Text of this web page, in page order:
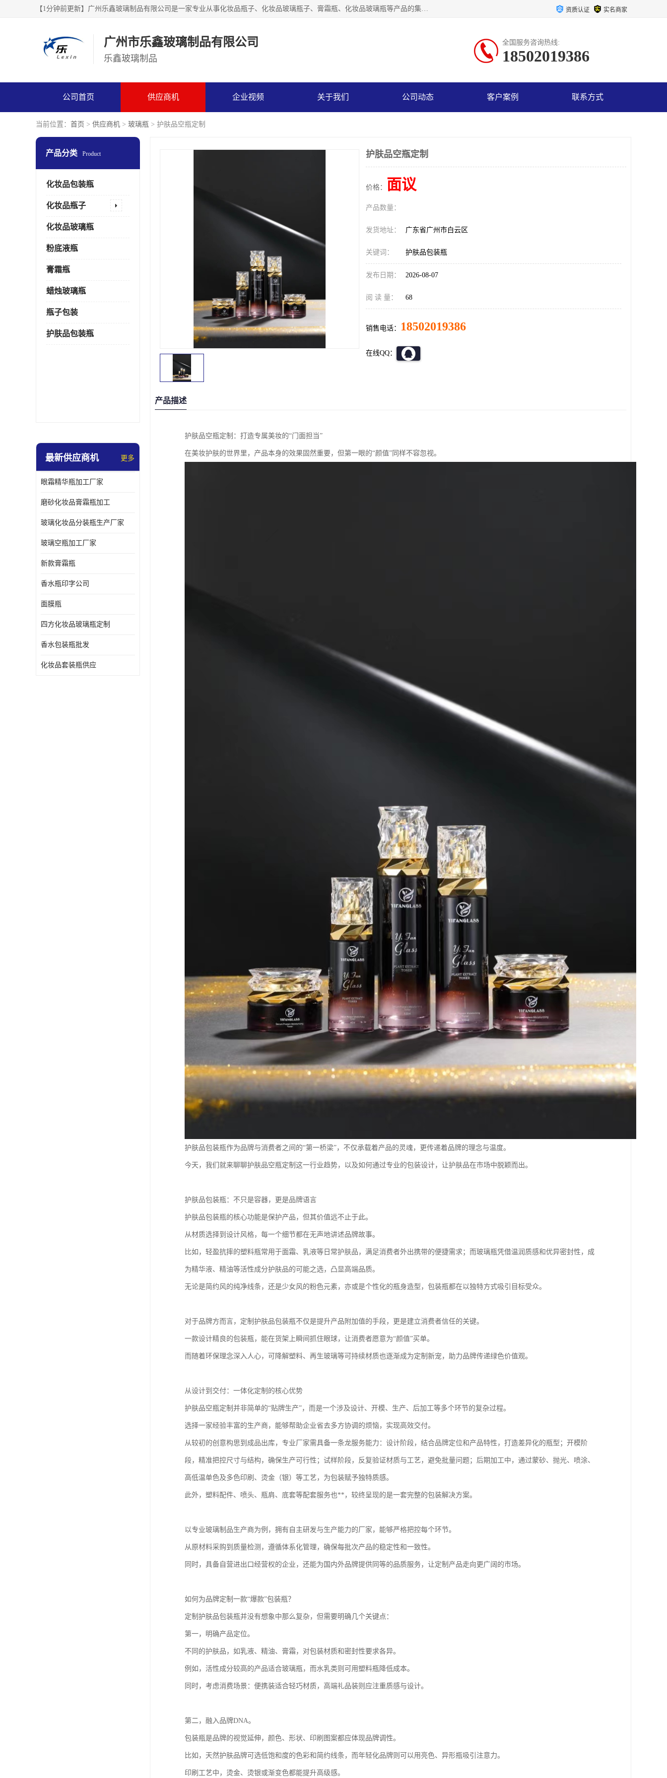
【1分钟前更新】广州乐鑫玻璃制品有限公司是一家专业从事化妆品瓶子、化妆品玻璃瓶子、膏霜瓶、化妆品玻璃瓶等产品的集开发研制、生产、销售于一体的实业型玻璃制品生产企业。产品从设计、开模、试样、生产、蒙砂、抛光、喷涂、高低温单色及多色印刷，烫金（银）到交货实现一条龙服务。 资质认证 实名商家
广州市乐鑫玻璃制品有限公司
乐鑫玻璃制品
全国服务咨询热线:
18502019386
公司首页 供应商机 企业视频 关于我们 公司动态 客户案例 联系方式
当前位置： 首页 > 供应商机 > 玻璃瓶 > 护肤品空瓶定制
产品分类 Product
化妆品包装瓶
化妆品瓶子
化妆品玻璃瓶
粉底液瓶
膏霜瓶
蜡烛玻璃瓶
瓶子包装
护肤品包装瓶
最新供应商机 更多
眼霜精华瓶加工厂家
磨砂化妆品膏霜瓶加工
玻璃化妆品分装瓶生产厂家
玻璃空瓶加工厂家
新款膏霜瓶
香水瓶印字公司
面膜瓶
四方化妆品玻璃瓶定制
香水包装瓶批发
化妆品套装瓶供应
护肤品空瓶定制
价格： 面议
产品数量：
发货地址： 广东省广州市白云区
关键词： 护肤品包装瓶
发布日期： 2026-08-07
阅 读 量： 68
销售电话： 18502019386
在线QQ：
产品描述
护肤品空瓶定制：打造专属美妆的“门面担当”
在美妆护肤的世界里，产品本身的效果固然重要，但第一眼的“颜值”同样不容忽视。
护肤品包装瓶作为品牌与消费者之间的“第一桥梁”，不仅承载着产品的灵魂，更传递着品牌的理念与温度。
今天，我们就来聊聊护肤品空瓶定制这一行业趋势，以及如何通过专业的包装设计，让护肤品在市场中脱颖而出。
护肤品包装瓶：不只是容器，更是品牌语言
护肤品包装瓶的核心功能是保护产品，但其价值远不止于此。
从材质选择到设计风格，每一个细节都在无声地讲述品牌故事。
比如，轻盈抗摔的塑料瓶常用于面霜、乳液等日常护肤品，满足消费者外出携带的便捷需求；而玻璃瓶凭借温润质感和优异密封性，成
为精华液、精油等活性成分护肤品的可能之选，凸显高端品质。
无论是简约风的纯净线条，还是少女风的粉色元素，亦或是个性化的瓶身造型，包装瓶都在以独特方式吸引目标受众。
对于品牌方而言，定制护肤品包装瓶不仅是提升产品附加值的手段，更是建立消费者信任的关键。
一款设计精良的包装瓶，能在货架上瞬间抓住眼球，让消费者愿意为“颜值”买单。
而随着环保理念深入人心，可降解塑料、再生玻璃等可持续材质也逐渐成为定制新宠，助力品牌传递绿色价值观。
从设计到交付：一体化定制的核心优势
护肤品空瓶定制并非简单的“贴牌生产”，而是一个涉及设计、开模、生产、后加工等多个环节的复杂过程。
选择一家经验丰富的生产商，能够帮助企业省去多方协调的烦恼，实现高效交付。
从较初的创意构思到成品出库，专业厂家需具备一条龙服务能力：设计阶段，结合品牌定位和产品特性，打造差异化的瓶型；开模阶
段，精准把控尺寸与结构，确保生产可行性；试样阶段，反复验证材质与工艺，避免批量问题；后期加工中，通过蒙砂、抛光、喷涂、
高低温单色及多色印刷、烫金（银）等工艺，为包装赋予独特质感。
此外，塑料配件、喷头、瓶肩、底套等配套服务也**，较终呈现的是一套完整的包装解决方案。
以专业玻璃制品生产商为例，拥有自主研发与生产能力的厂家，能够严格把控每个环节。
从原材料采购到质量检测，遵循体系化管理，确保每批次产品的稳定性和一致性。
同时，具备自营进出口经营权的企业，还能为国内外品牌提供同等的品质服务，让定制产品走向更广阔的市场。
如何为品牌定制一款“爆款”包装瓶？
定制护肤品包装瓶并没有想象中那么复杂，但需要明确几个关键点：
第一，明确产品定位。
不同的护肤品，如乳液、精油、膏霜，对包装材质和密封性要求各异。
例如，活性成分较高的产品适合玻璃瓶，而水乳类则可用塑料瓶降低成本。
同时，考虑消费场景：便携装适合轻巧材质，高端礼品装则应注重质感与设计。
第二，融入品牌DNA。
包装瓶是品牌的视觉延伸，颜色、形状、印刷图案都应体现品牌调性。
比如，天然护肤品牌可选低饱和度的色彩和简约线条，而年轻化品牌则可以用亮色、异形瓶吸引注意力。
印刷工艺中，烫金、烫银或渐变色都能提升高级感。